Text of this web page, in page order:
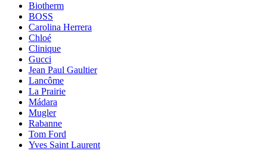
Biotherm
BOSS
Carolina Herrera
Chloé
Clinique
Gucci
Jean Paul Gaultier
Lancôme
La Prairie
Mádara
Mugler
Rabanne
Tom Ford
Yves Saint Laurent